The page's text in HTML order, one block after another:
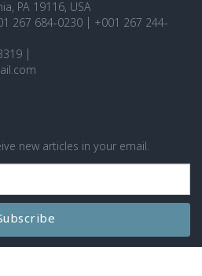
PA 19116, USA
267 684-0230 | +001 267 244-
|
new articles in your email.